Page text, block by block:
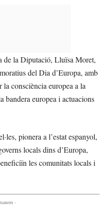
de la Diputació, Lluïsa Moret,
del Dia d’Europa, amb
consciència europea a la
bandera europea i actuacions
pionera a l’estat espanyol,
locals dins d’Europa,
les comunitats locals i
-